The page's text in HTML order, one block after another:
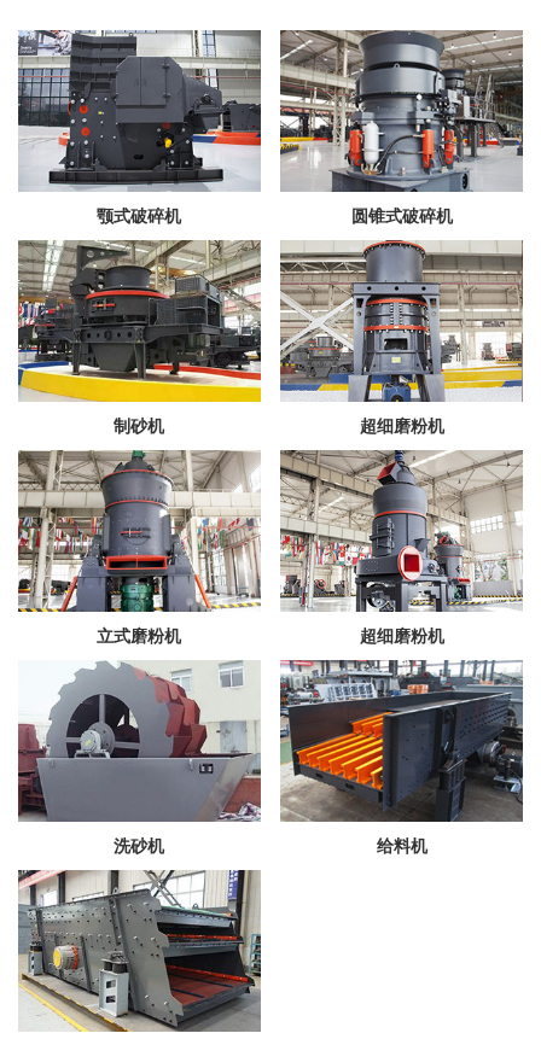
颚式破碎机 圆锥式破碎机
制砂机 超细磨粉机
立式磨粉机 超细磨粉机
洗砂机 给料机